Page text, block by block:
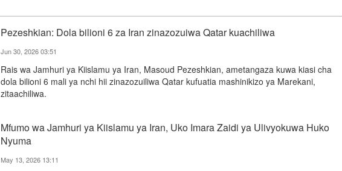
Pezeshkian: Dola bilioni 6 za Iran zinazozuiwa Qatar kuachiliwa
Jun 30, 2026 03:51
Rais wa Jamhuri ya Kiislamu ya Iran, Masoud Pezeshkian, ametangaza kuwa kiasi cha
dola bilioni 6 mali ya nchi hii zinazozuiliwa Qatar kufuatia mashinikizo ya Marekani,
zitaachiliwa.
Mfumo wa Jamhuri ya Kiislamu ya Iran, Uko Imara Zaidi ya Ulivyokuwa Huko
Nyuma
May 13, 2026 13:11